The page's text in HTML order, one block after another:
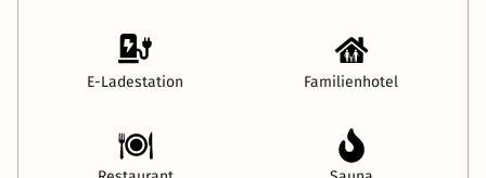
E-Ladestation Familienhotel